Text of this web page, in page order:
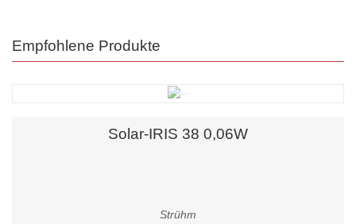
Empfohlene Produkte
Solar-IRIS 38 0,06W
Strühm